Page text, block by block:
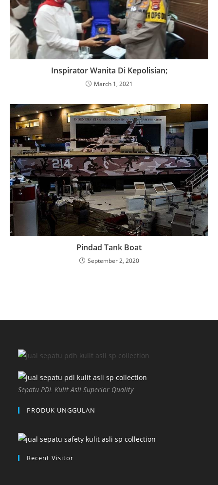
Inspirator Wanita Di Kepolisian;
March 1, 2021
Pindad Tank Boat
September 2, 2020
Sepatu PDL Kulit Asli Superior Quality
PRODUK UNGGULAN
Recent Visitor